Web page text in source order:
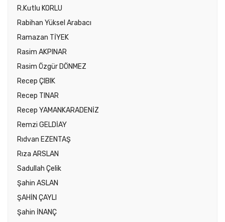
R.Kutlu KORLU
Rabihan Yüksel Arabacı
Ramazan TİYEK
Rasim AKPINAR
Rasim Özgür DÖNMEZ
Recep ÇIBIK
Recep TINAR
Recep YAMANKARADENİZ
Remzi GELDİAY
Rıdvan EZENTAŞ
Rıza ARSLAN
Sadullah Çelik
Şahin ASLAN
ŞAHİN ÇAYLI
Şahin İNANÇ